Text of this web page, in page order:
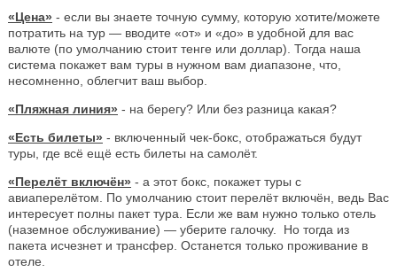
«Цена» - если вы знаете точную сумму, которую хотите/можете
потратить на тур — вводите «от» и «до» в удобной для вас
валюте (по умолчанию стоит тенге или доллар). Тогда наша
система покажет вам туры в нужном вам диапазоне, что,
несомненно, облегчит ваш выбор.
«Пляжная линия» - на берегу? Или без разница какая?
«Есть билеты» - включенный чек-бокс, отображаться будут
туры, где всё ещё есть билеты на самолёт.
«Перелёт включён» - а этот бокс, покажет туры с
авиаперелётом. По умолчанию стоит перелёт включён, ведь Вас
интересует полны пакет тура. Если же вам нужно только отель
(наземное обслуживание) — уберите галочку. Но тогда из
пакета исчезнет и трансфер. Останется только проживание в
отеле.